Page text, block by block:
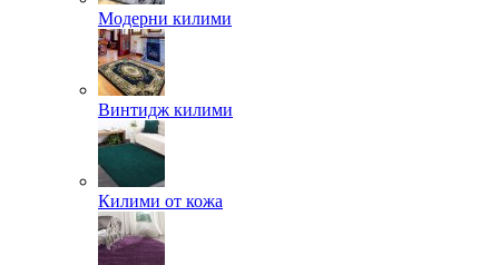
Модерни килими
Винтидж килими
Килими от кожа